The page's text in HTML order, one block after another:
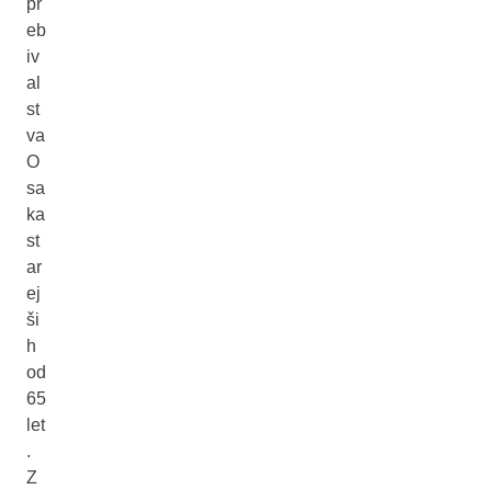
pr
eb
iv
al
st
va
O
sa
ka
st
ar
ej
ši
h
od
65
let
.
Z